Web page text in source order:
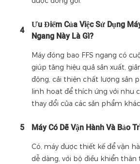
4
Ưu Điểm Của Việc Sử Dụng
Ngang Này Là Gì?
Máy đóng bao FFS ngang có
giúp tăng hiệu quả sản xuất,
động, cải thiện chất lượng sản
linh hoạt để thích ứng với nhu
thay đổi của các sản phẩm
5 Máy Có Dễ Vận Hành Và Bảo
Có, máy được thiết kế để vận
dễ dàng, với bộ điều khiển thân